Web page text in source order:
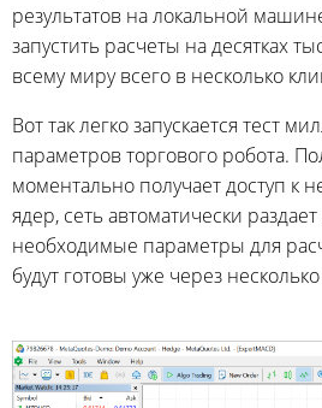
результатов на локальной
запустить расчеты на десятках
всему миру всего в несколько
Вот так легко запускается тест
параметров торгового робота.
моментально получает доступ к
ядер, сеть автоматически
необходимые параметры для
будут готовы уже через